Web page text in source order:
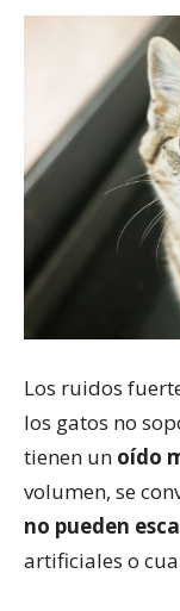
Los ruidos
los gatos no
tienen un oído
volumen, se
no pueden
artificiales o